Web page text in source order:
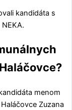
kandidáta s
NEKA.
menom
Haláčovce Zuzana